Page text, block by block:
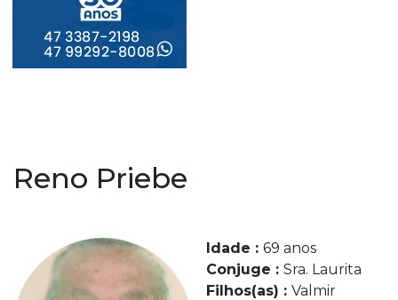
Reno Priebe
Idade : 69 anos
Conjuge : Sra. Laurita
Filhos(as) : Valmir